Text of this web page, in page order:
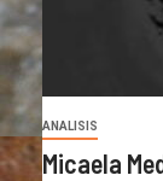
ANALISIS
Micaela